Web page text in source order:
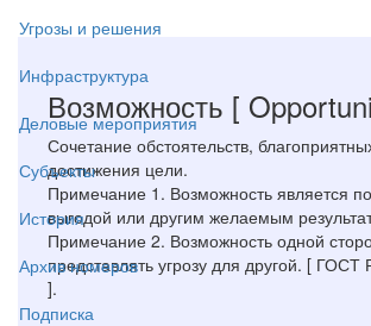
Угрозы и решения
Инфраструктура
Деловые мероприятия
Субъекты
История
Архив номеров
Подписка
Возможность [
Сочетание обстоятельств,
достижения цели.
Примечание 1. Возможность является
выгодой или другим желаемым
Примечание 2. Возможность одной
представлять угрозу для другой. [ ГОСТ
].